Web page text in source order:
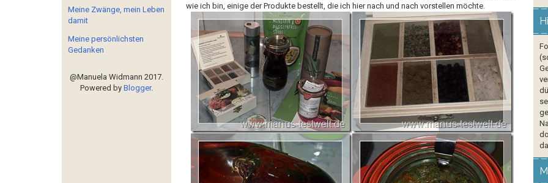
wie ich bin, einige der Produkte bestellt, die ich hier nach und nach vorstellen möchte.
Meine Zwänge, mein Leben
damit
Meine persönlichsten
Gedanken
@Manuela Widmann 2017.
Powered by Blogger.